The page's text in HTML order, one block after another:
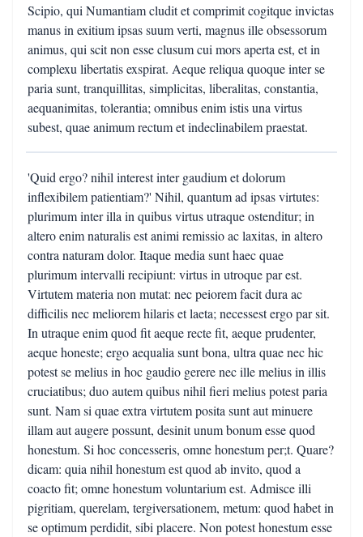
Scipio, qui Numantiam cludit et comprimit cogitque invictas
manus in exitium ipsas suum verti, magnus ille obsessorum
animus, qui scit non esse clusum cui mors aperta est, et in
complexu libertatis exspirat. Aeque reliqua quoque inter se
paria sunt, tranquillitas, simplicitas, liberalitas, constantia,
aequanimitas, tolerantia; omnibus enim istis una virtus
subest, quae animum rectum et indeclinabilem praestat.
'Quid ergo? nihil interest inter gaudium et dolorum
inflexibilem patientiam?' Nihil, quantum ad ipsas virtutes:
plurimum inter illa in quibus virtus utraque ostenditur; in
altero enim naturalis est animi remissio ac laxitas, in altero
contra naturam dolor. Itaque media sunt haec quae
plurimum intervalli recipiunt: virtus in utroque par est.
Virtutem materia non mutat: nec peiorem facit dura ac
difficilis nec meliorem hilaris et laeta; necessest ergo par sit.
In utraque enim quod fit aeque recte fit, aeque prudenter,
aeque honeste; ergo aequalia sunt bona, ultra quae nec hic
potest se melius in hoc gaudio gerere nec ille melius in illis
cruciatibus; duo autem quibus nihil fieri melius potest paria
sunt. Nam si quae extra virtutem posita sunt aut minuere
illam aut augere possunt, desinit unum bonum esse quod
honestum. Si hoc concesseris, omne honestum per;t. Quare?
dicam: quia nihil honestum est quod ab invito, quod a
coacto fit; omne honestum voluntarium est. Admisce illi
pigritiam, querelam, tergiversationem, metum: quod habet in
se optimum perdidit, sibi placere. Non potest honestum esse